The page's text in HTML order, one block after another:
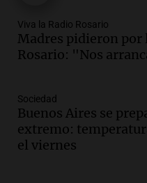
Episodios
Audio.
marcha atrás en
Amamos Argentina
Episodios
Audio.Ahyre
Federal Sancor
Viva la Radio Rosario
Madres pidieron por
Rosario: "Nos
Sociedad
Buenos Aires se
extremo:
el viernes